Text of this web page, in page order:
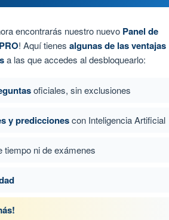
de Transporte de
encontrarás nuestro nuevo Panel de
! Aquí tienes algunas de las ventajas
a las que accedes al desbloquearlo:
oficiales, sin exclusiones
y prediccionescon Inteligencia Artificial
tiempo ni de exámenes